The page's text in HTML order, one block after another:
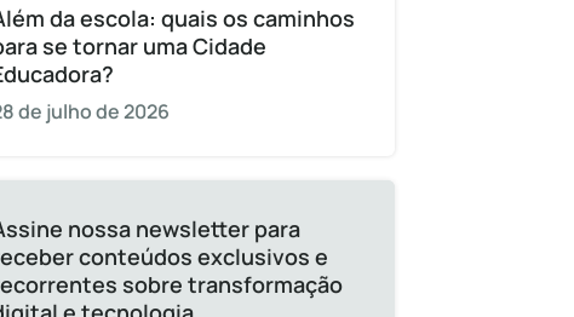
da escola: quais os caminhos
se tornar uma Cidade
de julho de 2026
nossa newsletter para
conteúdos exclusivos e
sobre transformação